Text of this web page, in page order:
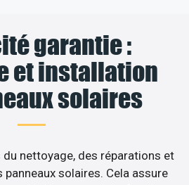
garantie :
et installation
solaires
nettoyage, des réparations et
panneaux solaires. Cela assure